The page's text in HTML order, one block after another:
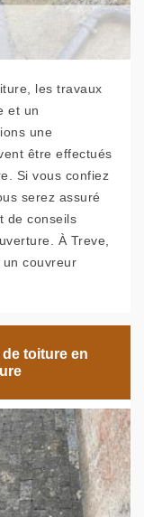
les travaux
et un
une
être effectués
Si vous confiez
serez assuré
de conseils
À Treve,
couvreur
toiture en